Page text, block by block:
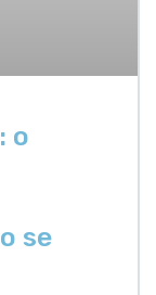
o
se